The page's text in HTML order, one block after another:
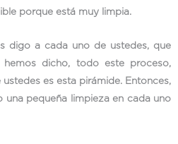
porque está muy limpia.
digo a cada uno de ustedes, que
dicho, todo este proceso,
es esta pirámide. Entonces,
una pequeña limpieza en cada uno